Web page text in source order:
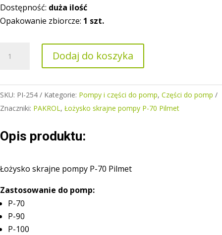
Dostępność: duża ilość
Opakowanie zbiorcze: 1 szt.
Łożysko
pompy
Pilmet
Dodaj do koszyka
SKU: PI-254 Kategorie: Pompy i części do pomp, Części do pomp
Znaczniki: PAKROL, Łożysko skrajne pompy P-70 Pilmet
Opis produktu:
Łożysko skrajne pompy P-70 Pilmet
Zastosowanie do pomp:
P-70
P-90
P-100